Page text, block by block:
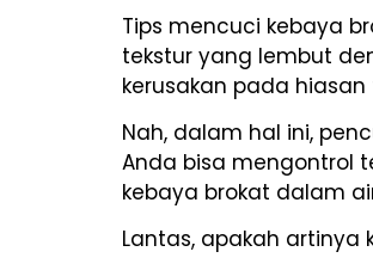
Tips mencuci kebaya
tekstur yang lembut
kerusakan pada
Nah, dalam hal ini,
Anda bisa mengontrol
kebaya brokat dalam
Lantas, apakah